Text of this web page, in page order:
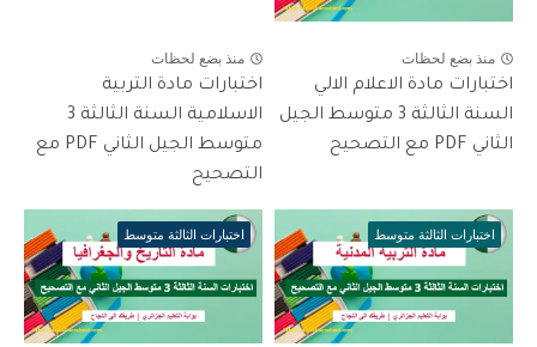
منذ بضع لحظات
اختبارات مادة الاعلام الالي
السنة الثالثة 3 متوسط الجيل
الثاني PDF مع التصحيح
منذ بضع لحظات
اختبارات مادة التربية
الاسلامية السنة الثالثة 3
متوسط الجيل الثاني PDF مع
التصحيح
اختبارات الثالثة متوسط اختبارات الثالثة متوسط